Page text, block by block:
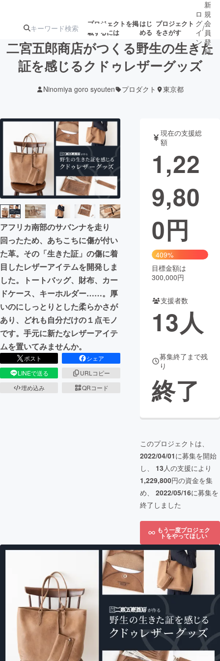
プロジェクトを掲
載するには
はじ
める
プロジェクト
をさがす
ターン
ジェクト
募集終了が近いプ
ロジェクト
もうすぐ公開
されます
アート・写真 音楽
テクノロジー・ガジェット ゲーム・サ
映像・映画
ビジネス・起業
まちづくり・地域活性化
CAMPFIRE for Social Good
CAMPFIRE Creation
CAMPFIREふるさと納税machi-ya コミュニティ
ロ
グ
イ
ン
/
新
規
会
員
登
録
二宮五郎商店がつくる野生の生きた
証を感じるクドゥレザーグッズ
Ninomiya goro syouten プロダクト 東京都
アフリカ南部のサバンナを走り
回ったため、あちこちに傷が付い
た革。その「生きた証」の傷に着
目したレザーアイテムを開発しま
した。トートバッグ、財布、カー
ドケース、キーホルダー……。厚
いのにしっとりとした柔らかさが
あり、どれも自分だけの１点モノ
です。手元に新たなレザーアイテ
ムを置いてみませんか。
ポスト
シェア
LINEで送る
URLコピー
埋め込み
QRコード
現在の支援総
額
1,22
9,80
0円
409%
目標金額は
300,000円
支援者数
13人
募集終了まで残
り
終了
このプロジェクトは、
2022/04/01に募集を開始
し、 13人の支援により
1,229,800円の資金を集
め、 2022/05/16に募集を
終了しました
もう一度プロジェク
トをやってほしい